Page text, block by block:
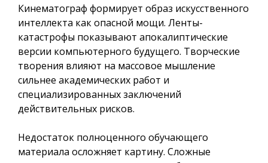
Кинематограф формирует образ искусственного
интеллекта как опасной мощи. Ленты-
катастрофы показывают апокалиптические
версии компьютерного будущего. Творческие
творения влияют на массовое мышление
сильнее академических работ и
специализированных заключений
действительных рисков.
Недостаток полноценного обучающего
материала осложняет картину. Сложные